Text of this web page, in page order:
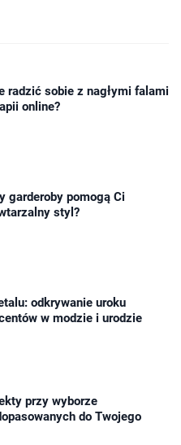
radzić sobie z nagłymi falami
online?
garderoby pomogą Ci
styl?
odkrywanie uroku
w modzie i urodzie
przy wyborze
do Twojego